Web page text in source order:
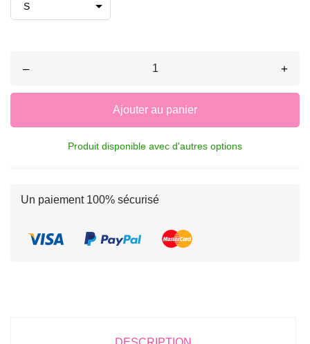
– +
Ajouter au panier
Produit disponible avec d'autres options
Un paiement 100% sécurisé